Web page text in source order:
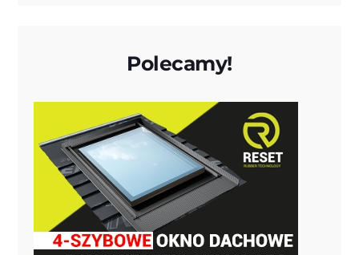
Polecamy!